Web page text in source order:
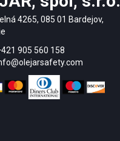
4265, 085 01 Bardejov,
905 560 158